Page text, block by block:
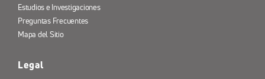
Estudios e Investigaciones
Preguntas Frecuentes
Mapa del Sitio
Legal